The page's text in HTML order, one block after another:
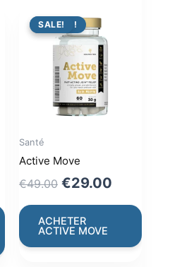
PROMO !
SALE!
Santé
Active Move
€49.00 Original
price
was:
€49.00.
€29.00
price
€29.00.
ACHETER
ACTIVE MOVE